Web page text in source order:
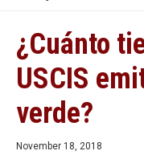
¿Cuánto
USCIS
verde?
November 18, 2018